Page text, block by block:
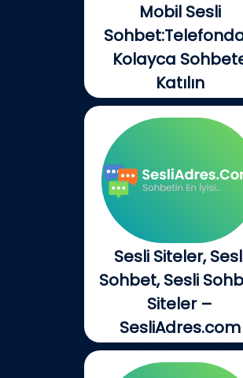
Mobil Sesli
Kolayca
Katılın
Akıllı telefonlar
merkezine oturdu....
Sesli Siteler,
Sohbet, Sesli
Siteler –
SesliAdres.com
Dijital çağın getirdiği
yeniliklerle birlikte,...